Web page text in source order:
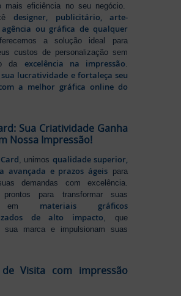
mais eficiência no seu negócio.
designer, publicitário, arte-
ou gráfica de qualquer
a solução ideal para
custos de personalização sem
da excelência na impressão
lucratividade e fortaleça seu
a melhor gráfica online do
Sua Criatividade Ganha
Nossa Impressão!
, unimos qualidade superior,
avançada e prazos ágeispara
demandas com excelência.
prontos para transformar suas
em materiais gráficos
de alto impacto, que
sua marca e impulsionam suas
Visita com impressão